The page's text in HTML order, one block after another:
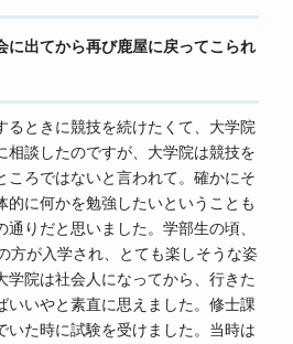
に出てから再び鹿屋に戻ってこられ
ときに競技を続けたくて、大学院
相談したのですが、大学院は競技を
ころではないと言われて。確かにそ
的に何かを勉強したいということも
通りだと思いました。学部生の頃、
方が入学され、とても楽しそうな姿
学院は社会人になってから、行きた
いいやと素直に思えました。修士課
いた時に試験を受けました。当時は